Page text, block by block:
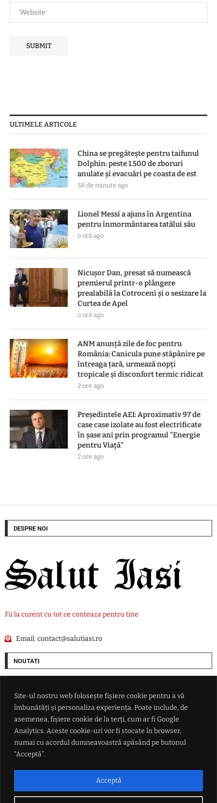
Site-ul nostru web folosește fișiere cookie pentru a vă
îmbunătăți și personaliza experiența. Poate include, de
asemenea, fișiere cookie de la terți, cum ar fi Google
Analytics. Aceste cookie-uri vor fi stocate în browser,
numai cu acordul dumneavoastră apăsând pe butonul
“Acceptă”.
Acceptă
ULTIMELE ARTICOLE
China se pregătește pentru taifunul
Dolphin: peste 1.500 de zboruri
anulate și evacuări pe coasta de est
58 de minute ago
Lionel Messi a ajuns în Argentina
pentru înmormântarea tatălui său
o oră ago
Nicușor Dan, presat să numească
premierul printr-o plângere
prealabilă la Cotroceni și o sesizare la
Curtea de Apel
o oră ago
ANM anunță zile de foc pentru
România: Canicula pune stăpânire pe
întreaga țară, urmează nopți
tropicale și disconfort termic ridicat
2 ore ago
Preşedintele AEI: Aproximativ 97 de
case case izolate au fost electrificate
în şase ani prin programul "Energie
pentru Viaţă"
2 ore ago
DESPRE NOI
Fii la curent cu tot ce conteaza pentru tine
Email:contact@salutiasi.ro
NOUTATI
anulate și evacuări pe coasta de est
Lionel Messi a ajuns în Argentina pentru înmormântarea tatălui său
Nicușor Dan, presat să numească premierul printr-o plângere
prealabilă la Cotroceni și o sesizare la Curtea de Apel
ANM anunță zile de foc pentru România: Canicula pune stăpânire pe